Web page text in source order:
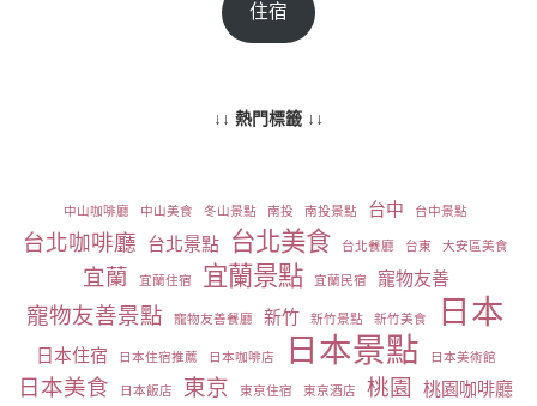
住宿
↓↓ 熱門標籤 ↓↓
中山咖啡廳 中山美食 冬山景點 南投 南投景點 台中 台中景點
台北咖啡廳 台北景點 台北美食 台北餐廳 台東 大安區美食
宜蘭 宜蘭住宿 宜蘭景點 宜蘭民宿 寵物友善
寵物友善景點 寵物友善餐廳 新竹 新竹景點 新竹美食 日本
日本住宿 日本住宿推薦 日本咖啡店 日本景點 日本美術館
日本美食 日本飯店 東京 東京住宿 東京酒店 桃園
桃園咖啡廳